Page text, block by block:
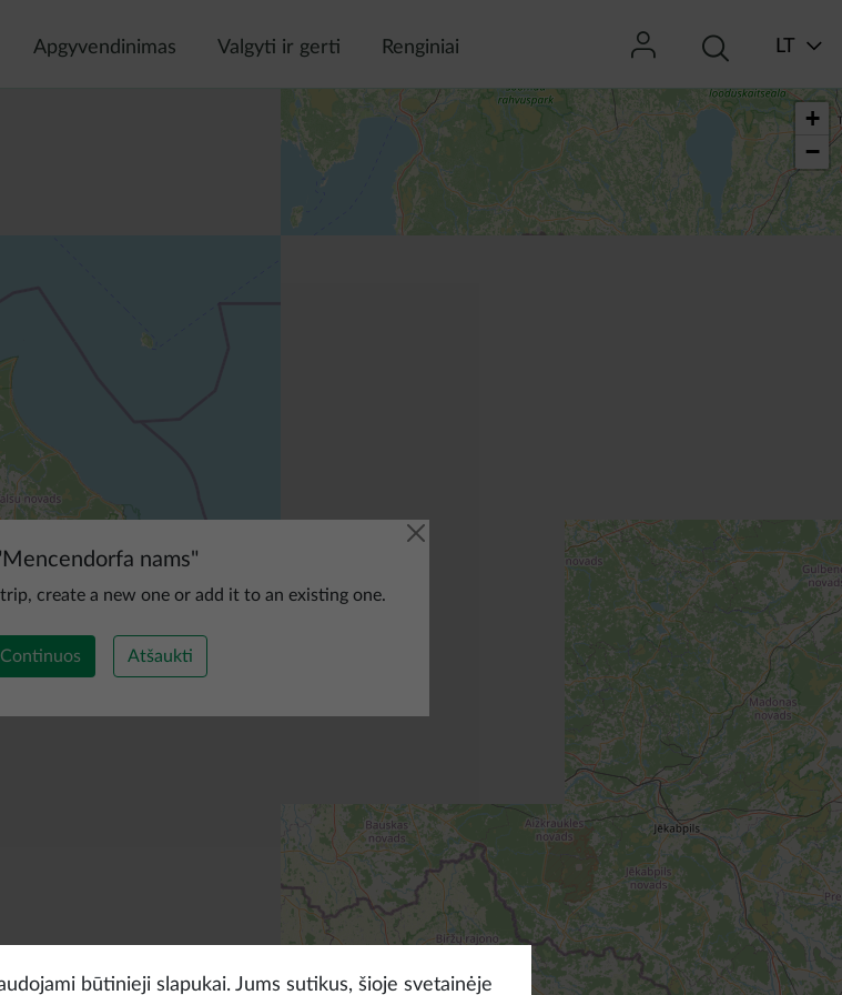
Apgyvendinimas Valgyti ir gerti Renginiai LT
+
−
Mencendorfa nams"
create a new one or add it to an existing one.
Continuos Atšaukti
būtinieji slapukai. Jums sutikus, šioje svetainėje